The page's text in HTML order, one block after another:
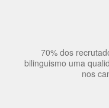
70% dos
bilinguismo uma
nos